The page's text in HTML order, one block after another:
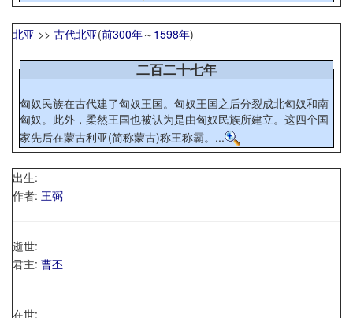
北亚 >> 古代北亚(前300年～ 1598年)
二百二十七年
匈奴民族在古代建了匈奴王国。匈奴王国之后分裂成北匈奴和南
匈奴。此外，柔然王国也被认为是由匈奴民族所建立。这四个国
家先后在蒙古利亚(简称蒙古)称王称霸。...
出生:
作者: 王弼
逝世:
君主: 曹丕
在世: